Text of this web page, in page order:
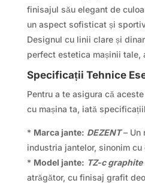
finisajul său elegant de
un aspect sofisticat și
Designul cu linii clare și
perfect estetica mașinii tale,
Specificații Tehnice
Pentru a te asigura că
cu mașina ta, iată
* Marca jante: DEZENT– Un
industria jantelor, sinonim
* Model jante: TZ-c graphite
atrăgător, cu finisaj grafit